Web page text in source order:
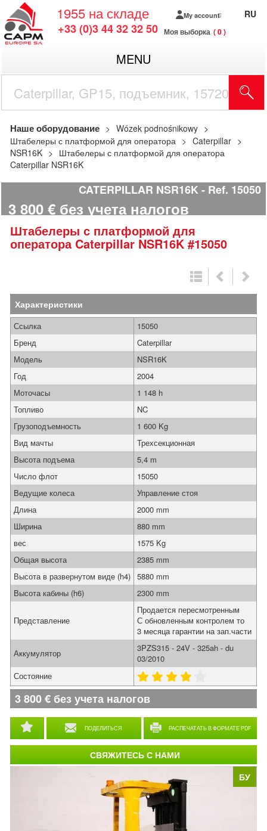
1955 на складе
+33 (0)3 44 32 32 50
My account
Моя выборка 0
RU
MENU
Наше оборудование
Wózek podnośnikowy
Штабелеры с платформой для оператора
Caterpillar
NSR16K
Штабелеры с платформой для оператора
Caterpillar NSR16K
CATERPILLAR NSR16K Ref. 15050
3 800 € без учета налогов
Штабелеры с платформой для
оператора Caterpillar NSR16K #15050
БУ
Характеристики
ПОДЕЛИТЬСЯ РАСПЕЧАТАТЬ В ФОРМАТЕ PDF
Ссылка
15050
Бренд
Caterpillar
Модель
NSR16K
Год
2004
Моточасы
1 148 h
Топливо
NC
Грузоподъемность
1 600 Kg
Вид мачты
Трехсекционная
Высота подъема
5,4 m
Число флот
15050
Ведущие колеса
Управление стоя
Длина
2000 mm
Ширина
880 mm
вес
1575 Kg
Общая высота
2385 mm
Высота в развернутом виде (h4) 5880 mm
Высота кабины (h6)
2300 mm
Представление
Продается пересмотренным
С обновленным контролем то
3 месяца гарантии на зап.части
Аккумулятор
3PZS315 - 24V - 325ah - du
03/2010
Состояние
3 800€ без учета налогов
СВЯЖИТЕСЬ С НАМИ